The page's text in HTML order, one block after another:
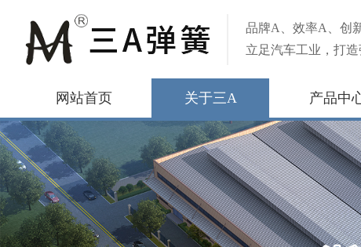
品牌A、效率A、创
立足汽车工业，打造
网站首页 关于三A 产品中